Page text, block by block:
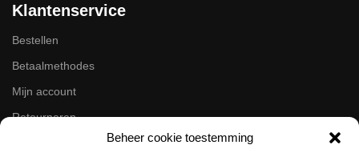
Beheer cookie toestemming
Klantenservice
Bestellen
Betaalmethodes
Mijn account
Retourneren